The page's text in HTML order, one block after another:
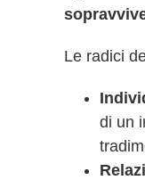
Le radici
di un